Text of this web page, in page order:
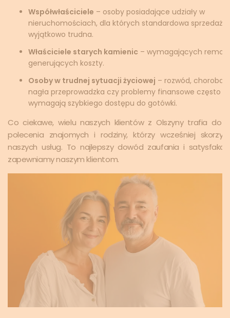
Współwłaściciele – osoby posiadające udziały w
nieruchomościach, dla których standardowa sprzedaż
wyjątkowo trudna.
Właściciele starych kamienic – wymagających
generujących koszty.
Osoby w trudnej sytuacji życiowej – rozwód, choroba,
nagła przeprowadzka czy problemy finansowe często
wymagają szybkiego dostępu do gotówki.
Co ciekawe, wielu naszych klientów z Olszyny trafia do
polecenia znajomych i rodziny, którzy wcześniej
naszych usług. To najlepszy dowód zaufania i
zapewniamy naszym klientom.